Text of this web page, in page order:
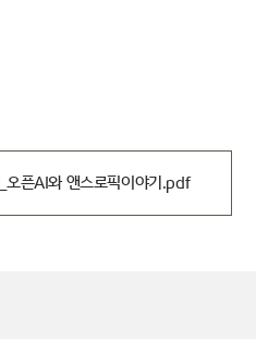
오픈AI와 앤스로픽이야기.pdf